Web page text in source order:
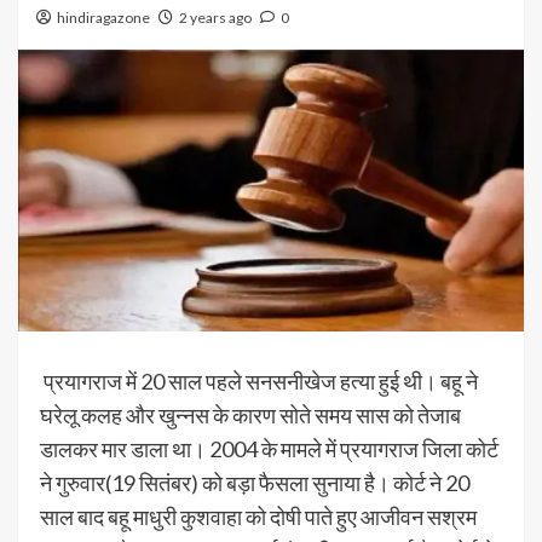
hindiragazone 2 years ago 0
प्रयागराज में 20 साल पहले सनसनीखेज हत्या हुई थी। बहू ने
घरेलू कलह और खुन्नस के कारण सोते समय सास को तेजाब
डालकर मार डाला था। 2004 के मामले में प्रयागराज जिला कोर्ट
ने गुरुवार(19 सितंबर) को बड़ा फैसला सुनाया है। कोर्ट ने 20
साल बाद बहू माधुरी कुशवाहा को दोषी पाते हुए आजीवन सश्रम